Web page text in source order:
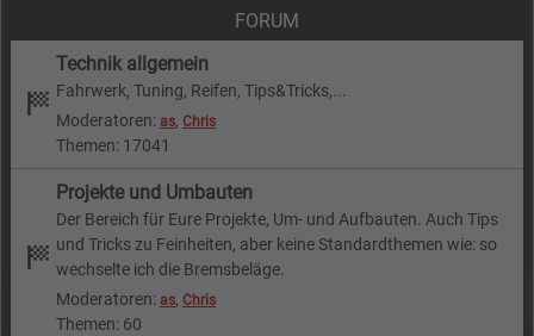
FORUM
Technik allgemein
Fahrwerk, Tuning, Reifen, Tips&Tricks,...
Moderatoren: as, Chris
Themen: 17041
Projekte und Umbauten
Der Bereich für Eure Projekte, Um- und Aufbauten. Auch Tips
und Tricks zu Feinheiten, aber keine Standardthemen wie: so
wechselte ich die Bremsbeläge.
Moderatoren: as, Chris
Themen: 60